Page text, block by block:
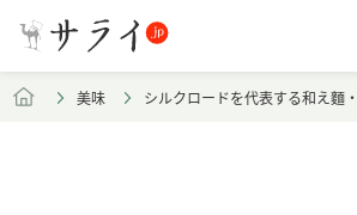
美味 シルクロードを代表する和え麵